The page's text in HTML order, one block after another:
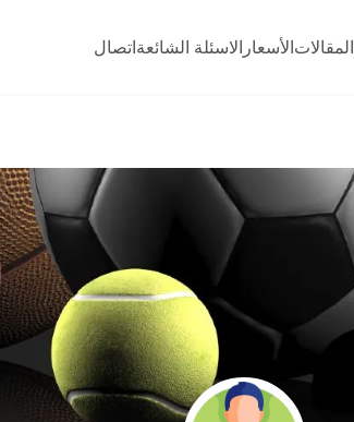
المقالاتالأسعار الاسئلة الشائعةاتصال